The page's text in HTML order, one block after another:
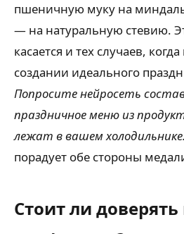
пшеничную муку на
— на натуральную стевию.
касается и тех случаев,
создании идеального
Попросите нейросеть
праздничное меню из
лежат в вашем холодильнике.
порадует обе стороны
Стоит ли